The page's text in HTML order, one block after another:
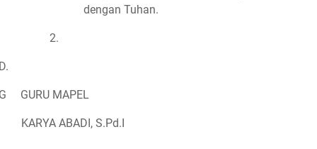
dengan Tuhan.
2.
GURU MAPEL
ABADI, S.Pd.I